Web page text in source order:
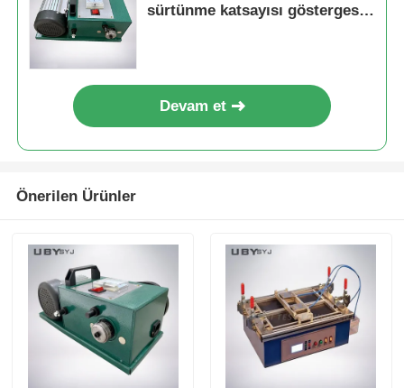
sürtünme katsayısı göstergesi
Devam et
Önerilen Ürünler